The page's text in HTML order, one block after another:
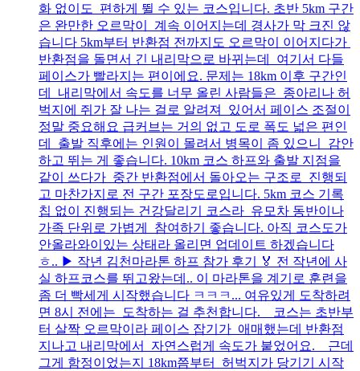
화 없이도 편하게 뛸 수 있는 코스입니다. 초반 5km 구간
은 완만한 오르막이 계속 이어지는데 경사가 막 크진 않
습니다 5km부터 반환점 전까지도 오르막이 이어지다가
반환점을 돌면서 긴 내리막으로 바뀌는데 여기서 다들
페이스가 빨라지는 편이에요. 문제는 18km 이후 구간인
데 내리막에서 속도를 너무 올린 사람들은 종아리나 허
벅지에 쥐가 잘 나는 걸로 알려져 있어서 페이스 조절이
정말 중요해요 급커브는 거의 없고 도로 폭도 넓은 편인
데 출발 직후에는 인원이 몰려서 병목이 좀 있으니 감안
하고 뛰는 게 좋습니다. 10km 코스 하프와 출발 지점을
같이 쓰다가 중간 반환점에서 돌아오는 구조로 진행되
고 마찬가지로 전 구간 포장도로입니다. 5km 코스 기록
칩 없이 진행되는 건강달리기 코스라 유모차 동반이나
가족 단위로 가볍게 참여하기 좋습니다. 아직 코스도가
안올라와이있는 상태라 올리면 업데이트 하겠습니다
ㅎ.. ▶ 작년 김천마라톤 하프 참가 후기 🏅 전 작년에 사
실 하프코스를 뛰고왔는데.. 이 마라톤을 계기로 훈련을
좀 더 빡세게 시작했습니다 ㅋㅋㅋ... 여유있게 도착하려
면 8시 전에는 도착하는 걸 추천합니다. 코스는 초반부
터 살짝 오르막이라 페이스 잡기가 애매했는데 반환점
지나고 내리막에서 자연스럽게 속도가 붙었어요. 근데
그게 함정이었는지 18km쯤부터 허벅지가 당기기 시작